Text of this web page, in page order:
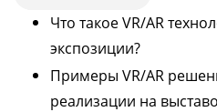
Что такое VR/AR
экспозиции?
Примеры VR/AR
реализации на